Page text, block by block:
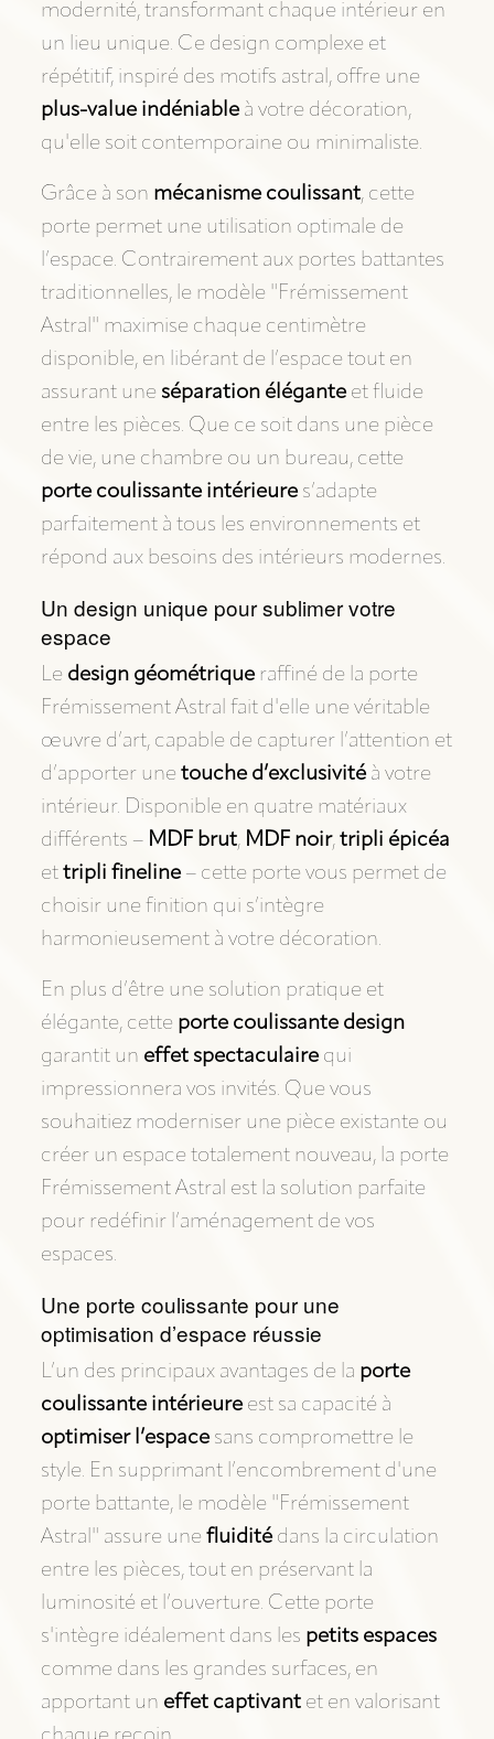
modernité, transformant chaque intérieur en
un lieu unique. Ce design complexe et
répétitif, inspiré des motifs astral, offre une
plus-value indéniable à votre décoration,
qu'elle soit contemporaine ou minimaliste.
Grâce à son mécanisme coulissant, cette
porte permet une utilisation optimale de
l’espace. Contrairement aux portes battantes
traditionnelles, le modèle "Frémissement
Astral" maximise chaque centimètre
disponible, en libérant de l’espace tout en
assurant une séparation élégante et fluide
entre les pièces. Que ce soit dans une pièce
de vie, une chambre ou un bureau, cette
porte coulissante intérieure s’adapte
parfaitement à tous les environnements et
répond aux besoins des intérieurs modernes.
Un design unique pour sublimer votre
espace
Le design géométrique raffiné de la porte
Frémissement Astral fait d'elle une véritable
œuvre d’art, capable de capturer l’attention et
d’apporter unetouche d’exclusivité à votre
intérieur. Disponible en quatre matériaux
différents – MDF brut, MDF noir,tripli épicéa
ettripli fineline – cette porte vous permet de
choisir une finition qui s’intègre
harmonieusement à votre décoration.
En plus d’être une solution pratique et
élégante, cette porte coulissante design
garantit un effet spectaculairequi
impressionnera vos invités. Que vous
souhaitiez moderniser une pièce existante ou
créer un espace totalement nouveau, la porte
Frémissement Astral est la solution parfaite
pour redéfinir l’aménagement de vos
espaces.
Une porte coulissante pour une
optimisation d’espace réussie
L’un des principaux avantages de la porte
coulissante intérieure est sa capacité à
optimiser l’espace sans compromettre le
style. En supprimant l’encombrement d'une
porte battante, le modèle "Frémissement
Astral" assure unefluidité dans la circulation
entre les pièces, tout en préservant la
luminosité et l’ouverture. Cette porte
s'intègre idéalement dans les petits espaces
comme dans les grandes surfaces, en
apportant un effet captivant et en valorisant